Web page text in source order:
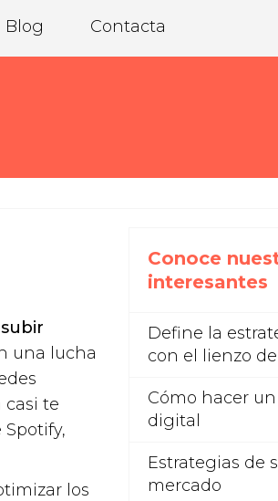
Blog Contacta
una lucha
casi te
los
Conoce
interesantes
Define la
con el lienzo
Cómo hacer
digital
Estrategias de
mercado